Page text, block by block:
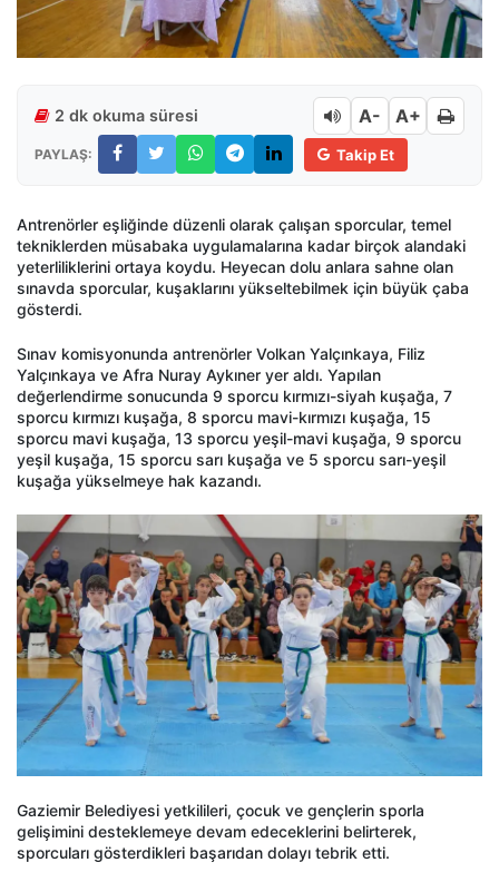
2 dk okuma süresi A- A+
PAYLAŞ: Takip Et
Antrenörler eşliğinde düzenli olarak çalışan sporcular, temel
tekniklerden müsabaka uygulamalarına kadar birçok alandaki
yeterliliklerini ortaya koydu. Heyecan dolu anlara sahne olan
sınavda sporcular, kuşaklarını yükseltebilmek için büyük çaba
gösterdi.
Sınav komisyonunda antrenörler Volkan Yalçınkaya, Filiz
Yalçınkaya ve Afra Nuray Aykıner yer aldı. Yapılan
değerlendirme sonucunda 9 sporcu kırmızı-siyah kuşağa, 7
sporcu kırmızı kuşağa, 8 sporcu mavi-kırmızı kuşağa, 15
sporcu mavi kuşağa, 13 sporcu yeşil-mavi kuşağa, 9 sporcu
yeşil kuşağa, 15 sporcu sarı kuşağa ve 5 sporcu sarı-yeşil
kuşağa yükselmeye hak kazandı.
Gaziemir Belediyesi yetkilileri, çocuk ve gençlerin sporla
gelişimini desteklemeye devam edeceklerini belirterek,
sporcuları gösterdikleri başarıdan dolayı tebrik etti.